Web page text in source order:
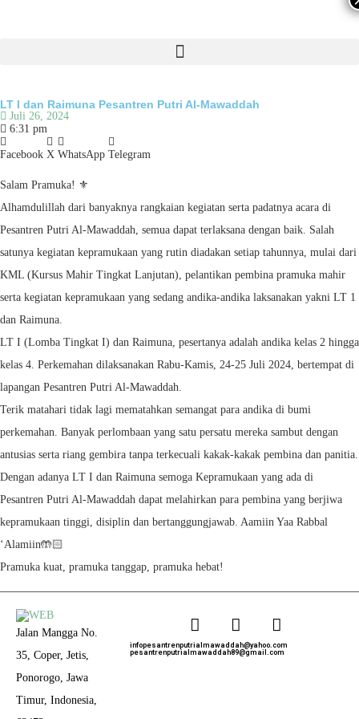
LT I dan Raimuna Pesantren Putri Al-Mawaddah
Juli 26, 2024
6:31 pm
Facebook X WhatsApp Telegram
Salam Pramuka! ⚜
Alhamdulillah dari banyaknya rangkaian kegiatan serta padatnya acara di
Pesantren Putri Al-Mawaddah, semua dapat terlaksana dengan baik. Salah
satunya kegiatan kepramukaan yang rutin diadakan setiap tahunnya, mulai dari
KML (Kursus Mahir Tingkat Lanjutan), pelantikan pembina pramuka mahir
serta kegiatan kepramukaan yang sedang andika-andika laksanakan yakni LT 1
dan Raimuna.
LT I (Lomba Tingkat I) dan Raimuna, pesertanya adalah andika kelas 2 hingga
kelas 4. Perkemahan dilaksanakan Rabu-Kamis, 24-25 Juli 2024, bertempat di
lapangan Pesantren Putri Al-Mawaddah.
Terik matahari tidak lagi mematahkan semangat para andika di bumi
perkemahan. Banyak perlombaan yang satu persatu mereka sambut dengan
antusias serta riang gembira tanpa terkecuali kakak-kakak pembina dan panitia.
Dengan adanya LT I dan Raimuna semoga Kepramukaan yang ada di
Pesantren Putri Al-Mawaddah dapat melahirkan para pembina yang berjiwa
kepramukaan tinggi, disiplin dan bertanggungjawab. Aamiin Yaa Rabbal
‘Alamiin🤲🏻
Pramuka kuat, pramuka tanggap, pramuka hebat!
Jalan Mangga No.
35, Coper, Jetis,
Ponorogo, Jawa
Timur, Indonesia,
infopesantrenputrialmawaddah@yahoo.com
pesantrenputrialmawaddah89@gmail.com